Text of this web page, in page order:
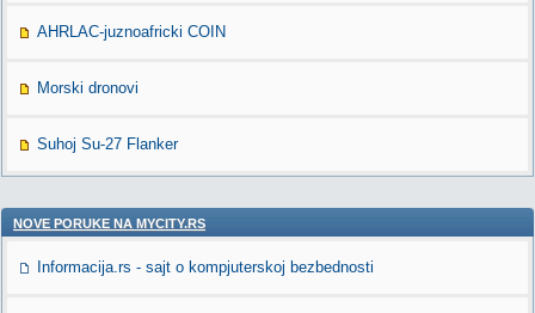
AHRLAC-juznoafricki COIN
Morski dronovi
Suhoj Su-27 Flanker
NOVE PORUKE NA MYCITY.RS
Informacija.rs - sajt o kompjuterskoj bezbednosti